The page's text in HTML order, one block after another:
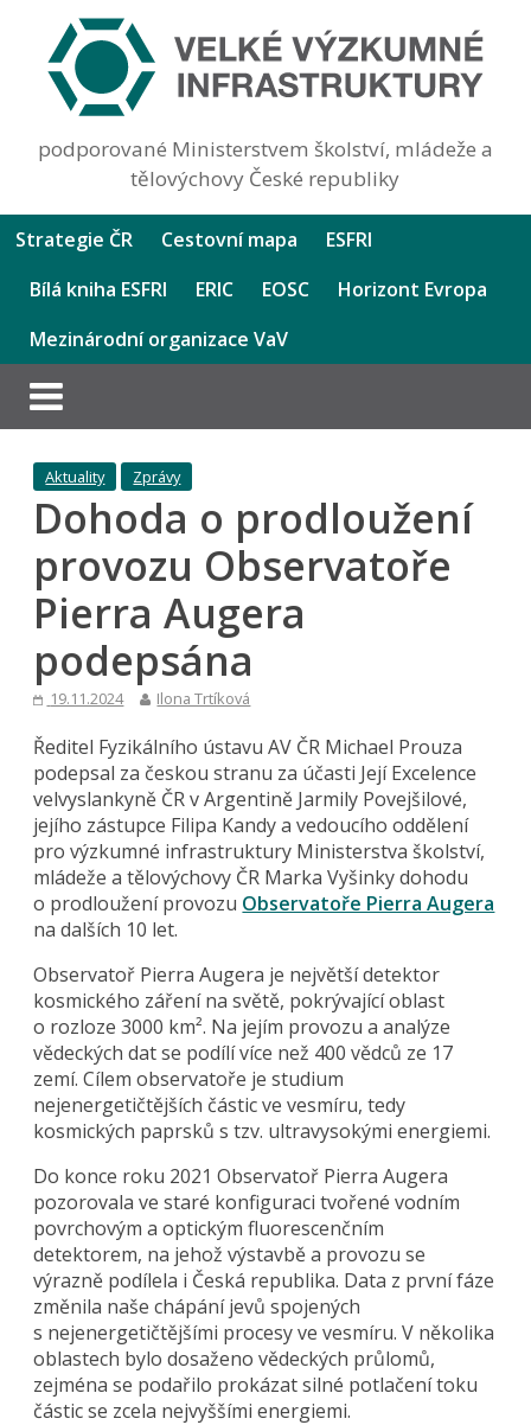
podporované Ministerstvem školství, mládeže a
tělovýchovy České republiky
Strategie ČR Cestovní mapa
ESFRI
Bílá kniha ESFRI
ERIC EOSC
Horizont Evropa
Mezinárodní organizace VaV
Aktuality Zprávy
Dohoda o prodloužení
provozu Observatoře
Pierra Augera
podepsána
19.11.2024 Ilona Trtíková
Ředitel Fyzikálního ústavu AV ČR Michael Prouza
podepsal za českou stranu za účasti Její Excelence
velvyslankyně ČR v Argentině Jarmily Povejšilové,
jejího zástupce Filipa Kandy a vedoucího oddělení
pro výzkumné infrastruktury Ministerstva školství,
mládeže a tělovýchovy ČR Marka Vyšinky dohodu
o prodloužení provozu Observatoře Pierra Augera
na dalších 10 let.
Observatoř Pierra Augera je největší detektor
kosmického záření na světě, pokrývající oblast
o rozloze 3000 km². Na jejím provozu a analýze
vědeckých dat se podílí více než 400 vědců ze 17
zemí. Cílem observatoře je studium
nejenergetičtějších částic ve vesmíru, tedy
kosmických paprsků s tzv. ultravysokými energiemi.
Do konce roku 2021 Observatoř Pierra Augera
pozorovala ve staré konfiguraci tvořené vodním
povrchovým a optickým fluorescenčním
detektorem, na jehož výstavbě a provozu se
výrazně podílela i Česká republika. Data z první fáze
změnila naše chápání jevů spojených
s nejenergetičtějšími procesy ve vesmíru. V několika
oblastech bylo dosaženo vědeckých průlomů,
zejména se podařilo prokázat silné potlačení toku
částic se zcela nejvyššími energiemi.